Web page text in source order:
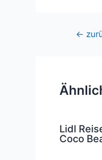
←
Lidl
Coco